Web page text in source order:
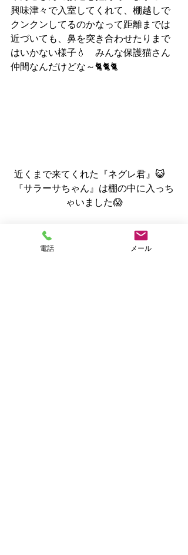
興味津々で入室してくれて、棚越しで
クンクンしてるのかなって距離までは
近づいても、鼻を突き合わせたりまで
はいかない様子💧　みんな保護猫さん
仲間なんだけどな～🐈🐈🐈
近くまで来てくれた『ネグレ君』😺
『サラーサちゃん』は棚の中に入っち
ゃいました😱
次に訪問させていただく時には、なに
かしらの進展があることを期待して、
電話 メール